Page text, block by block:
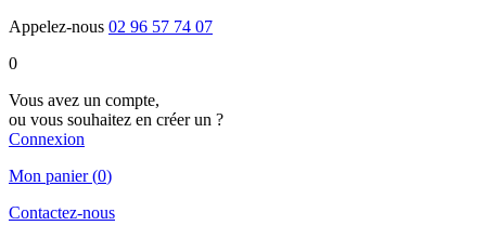
Appelez-nous 02 96 57 74 07
0
Vous avez un compte,
ou vous souhaitez en créer un ?
Connexion
Mon panier(0)
Contactez-nous